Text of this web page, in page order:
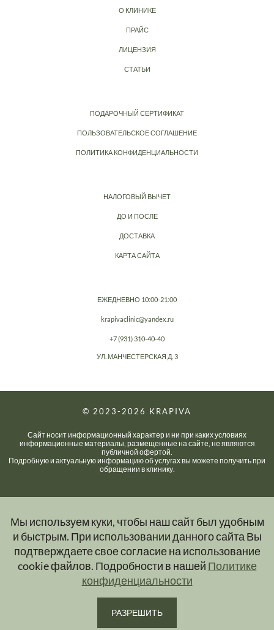
Мы используем куки, чтобы наш сайт был удобным
и быстрым. При использовании данного сайта Вы
подтверждаете свое согласие на использование
cookie файлов. Подробности в нашей Политике
конфиденциальности
РАЗРЕШИТЬ
О КЛИНИКЕ
ПРАЙС
ЛИЦЕНЗИЯ
СТАТЬИ
ПОДАРОЧНЫЙ СЕРТИФИКАТ
ПОЛЬЗОВАТЕЛЬСКОЕ СОГЛАШЕНИЕ
ПОЛИТИКА КОНФИДЕНЦИАЛЬНОСТИ
НАЛОГОВЫЙ ВЫЧЕТ
ДО И ПОСЛЕ
ДОСТАВКА
КАРТА САЙТА
ЕЖЕДНЕВНО 10:00-21:00
krapivaclinic@yandex.ru
+7 (931) 310-40-40
УЛ. МАНЧЕСТЕРСКАЯ Д. 3
© 2023-2026 KRAPIVA
Сайт носит информационный характер и ни при каких условиях
информационные материалы, размещенные на сайте, не являются
публичной офертой.
Подробную и актуальную информацию об услугах вы можете получить при
обращении в клинику.